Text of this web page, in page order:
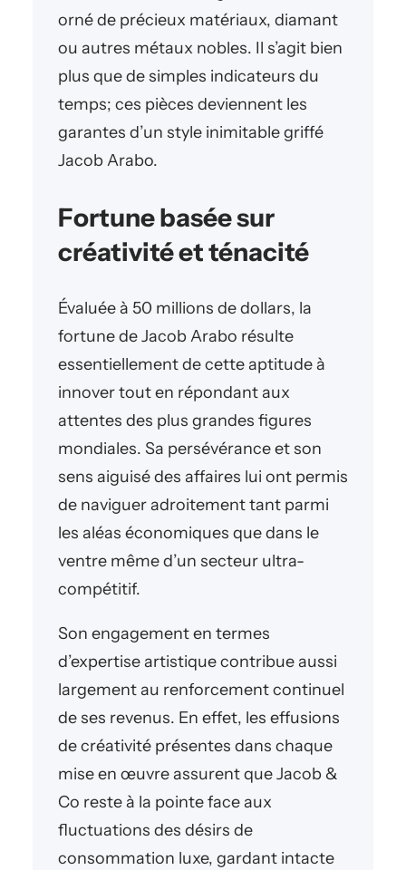
orné de précieux matériaux, diamant
ou autres métaux nobles. Il s’agit bien
plus que de simples indicateurs du
temps; ces pièces deviennent les
garantes d’un style inimitable griffé
Jacob Arabo.
Fortune basée sur
créativité et ténacité
Évaluée à 50 millions de dollars, la
fortune de Jacob Arabo résulte
essentiellement de cette aptitude à
innover tout en répondant aux
attentes des plus grandes figures
mondiales. Sa persévérance et son
sens aiguisé des affaires lui ont permis
de naviguer adroitement tant parmi
les aléas économiques que dans le
ventre même d’un secteur ultra-
compétitif.
Son engagement en termes
d’expertise artistique contribue aussi
largement au renforcement continuel
de ses revenus. En effet, les effusions
de créativité présentes dans chaque
mise en œuvre assurent que Jacob &
Co reste à la pointe face aux
fluctuations des désirs de
consommation luxe, gardant intacte